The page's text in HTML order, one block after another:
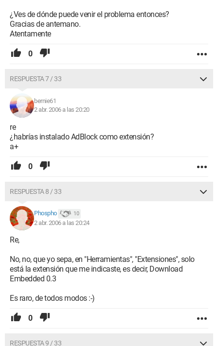
¿Ves de dónde puede venir el problema entonces?
Gracias de antemano.
Atentamente
0
RESPUESTA 7 / 33
bernie61
2 abr. 2006 a las 20:20
re
¿habrías instalado AdBlock como extensión?
a+
0
RESPUESTA 8 / 33
Phospho 10
2 abr. 2006 a las 20:24
Re,
No, no, que yo sepa, en "Herramientas", "Extensiones", solo
está la extensión que me indicaste, es decir, Download
Embedded 0.3
Es raro, de todos modos :-)
0
RESPUESTA 9 / 33